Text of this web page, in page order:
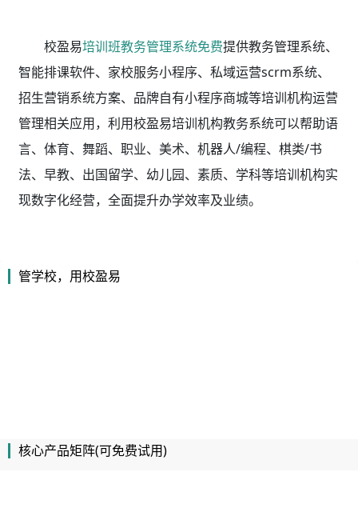
校盈易培训班教务管理系统免费提供教务管理系统、
智能排课软件、家校服务小程序、私域运营scrm系统、
招生营销系统方案、品牌自有小程序商城等培训机构运营
管理相关应用，利用校盈易培训机构教务系统可以帮助语
言、体育、舞蹈、职业、美术、机器人/编程、棋类/书
法、早教、出国留学、幼儿园、素质、学科等培训机构实
现数字化经营，全面提升办学效率及业绩。
管学校，用校盈易
核心产品矩阵(可免费试用)